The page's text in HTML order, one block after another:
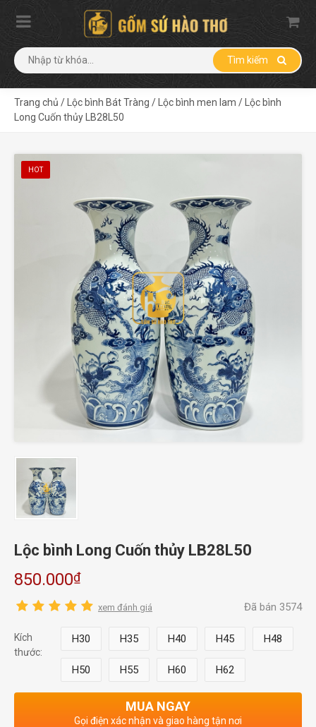
Tìm kiếm
Trang chủ / Lộc bình Bát Tràng / Lộc bình men lam /
Lộc bình
Long Cuốn thủy LB28L50
HOT
Lộc bình Long Cuốn thủy LB28L50
850.000₫
xem đánh giá Đã bán 3574
Kích
thước:
H30 H35 H40 H45 H48
H50 H55 H60 H62
MUA NGAY
Gọi điện xác nhận và giao hàng tận nơi